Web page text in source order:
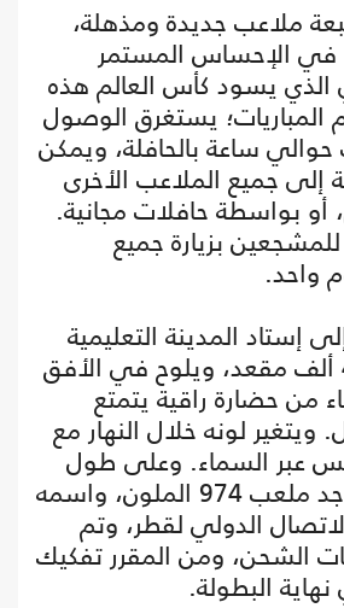
ملاعب جديدة ومذهلة،
في الإحساس المستمر
الذي يسود كأس العالم هذه
المباريات؛ يستغرق الوصول
حوالي ساعة بالحافلة، ويمكن
جميع الملاعب الأخرى
أو بواسطة حافلات مجانية.
بزيارة جميع
واحد.
إستاد المدينة التعليمية
الذي يتسع لـ 40 ألف مقعد، ويلوح في الأفق
من حضارة راقية يتمتع
ويتغير لونه خلال النهار مع
عبر السماء. وعلى طول
خط مترو آخر، يوجد ملعب 974 الملون، واسمه
الدولي لقطر، وتم
الشحن، ومن المقرر تفكيك
البطولة.